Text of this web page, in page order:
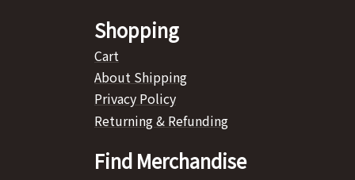
Shopping
Cart
About Shipping
Privacy Policy
Returning & Refunding
Find Merchandise